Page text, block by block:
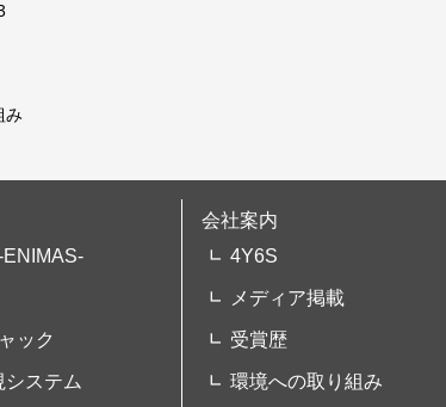
み
ック
システム
会社案内
4Y6S
メディア掲載
受賞歴
環境への取り組み